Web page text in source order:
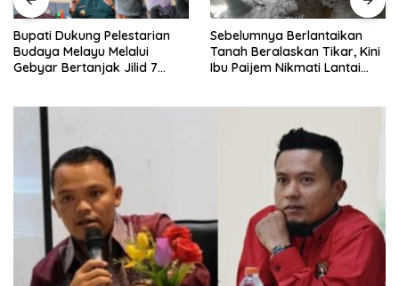
Sebelumnya Berlantaikan
Tanah Beralaskan Tikar, Kini
Ibu Paijem Nikmati Lantai
0208/Asahan
Jumat Berkah Polsek Lima
Puluh, Kapolsek Salomo
Sagala Salurkan Sembako